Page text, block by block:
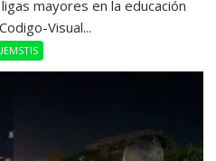
mayores en la educación
Visual...